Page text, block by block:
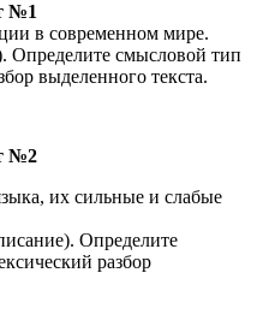
№1
в современном мире.
Определите смысловой тип
выделенного текста.
№2
их сильные и слабые
Определите
разбор